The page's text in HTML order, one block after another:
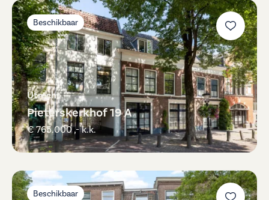
Beschikbaar
Utrecht
Pieterskerkhof 19 A
€ 765.000 ,- k.k.
Beschikbaar